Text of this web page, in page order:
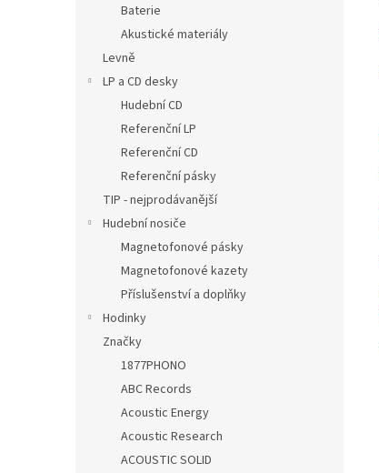
Baterie
Akustické materiály
Levně
LP a CD desky
Hudební CD
Referenční LP
Referenční CD
Referenční pásky
TIP - nejprodávanější
Hudební nosiče
Magnetofonové pásky
Magnetofonové kazety
Příslušenství a doplňky
Hodinky
Značky
1877PHONO
ABC Records
Acoustic Energy
Acoustic Research
ACOUSTIC SOLID